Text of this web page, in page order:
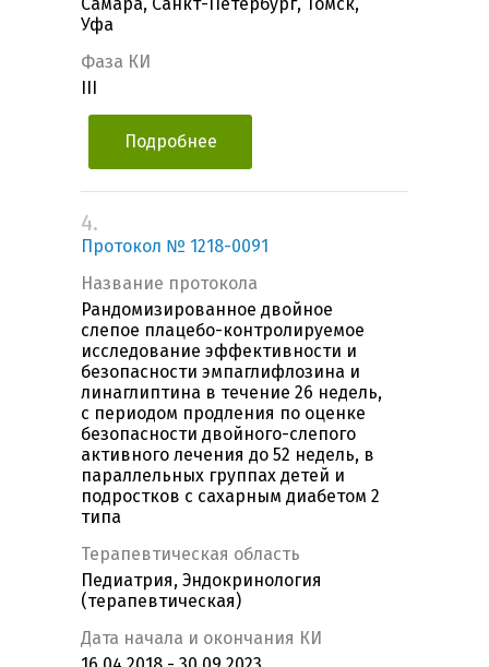
Самара, Санкт-Петербург, Томск,
Уфа
Фаза КИ
Подробнее
4.
Протокол № 1218-0091
Название протокола
Рандомизированное двойное
слепое плацебо-контролируемое
исследование эффективности и
безопасности эмпаглифлозина и
линаглиптина в течение 26 недель,
с периодом продления по оценке
безопасности двойного-слепого
активного лечения до 52 недель, в
параллельных группах детей и
подростков с сахарным диабетом 2
типа
Терапевтическая область
Педиатрия, Эндокринология
(терапевтическая)
Дата начала и окончания КИ